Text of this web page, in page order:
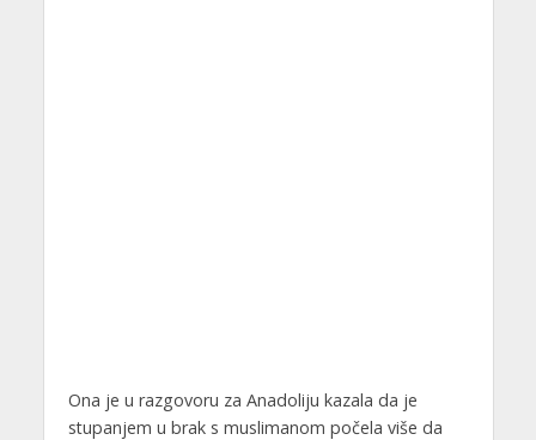
Ona je u razgovoru za Anadoliju kazala da je
stupanjem u brak s muslimanom počela više da